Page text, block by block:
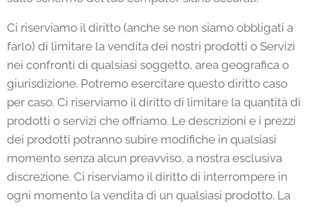
Ci riserviamo il diritto (anche se non siamo obbligati a
farlo) di limitare la vendita dei nostri prodotti o Servizi
nei confronti di qualsiasi soggetto, area geografica o
giurisdizione. Potremo esercitare questo diritto caso
per caso. Ci riserviamo il diritto di limitare la quantità di
prodotti o servizi che offriamo. Le descrizioni e i prezzi
dei prodotti potranno subire modifiche in qualsiasi
momento senza alcun preavviso, a nostra esclusiva
discrezione. Ci riserviamo il diritto di interrompere in
ogni momento la vendita di un qualsiasi prodotto. La